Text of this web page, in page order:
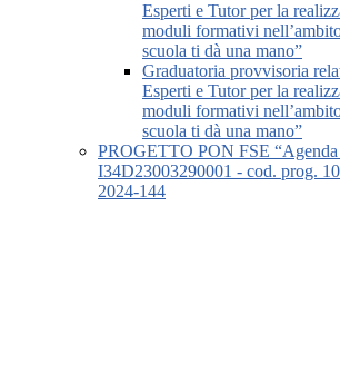
Esperti e Tutor per la
moduli formativi
scuola ti dà una mano”
Graduatoria provvisoria
Esperti e Tutor per la
moduli formativi
scuola ti dà una mano”
PROGETTO PON FSE
I34D23003290001 - cod. prog.
2024-144